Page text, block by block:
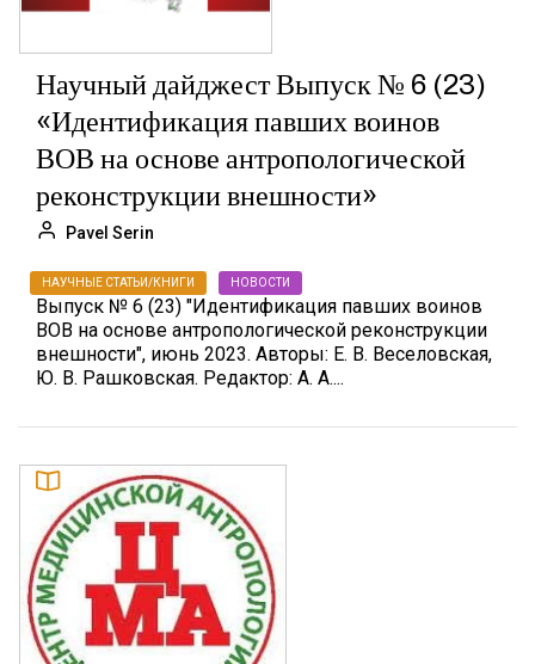
Научный дайджест Выпуск № 6 (23)
«Идентификация павших воинов
ВОВ на основе антропологической
реконструкции внешности»
Pavel Serin
НАУЧНЫЕ СТАТЬИ/КНИГИ НОВОСТИ
Выпуск № 6 (23) "Идентификация павших воинов
ВОВ на основе антропологической реконструкции
внешности", июнь 2023. Авторы: Е. В. Веселовская,
Ю. В. Рашковская. Редактор: А. А....